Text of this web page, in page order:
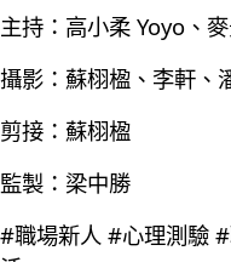
主持：高小柔 Yoyo、
攝影：蘇栩楹、李軒、
剪接：蘇栩楹
監製：梁中勝
#職場新人 #心理測驗